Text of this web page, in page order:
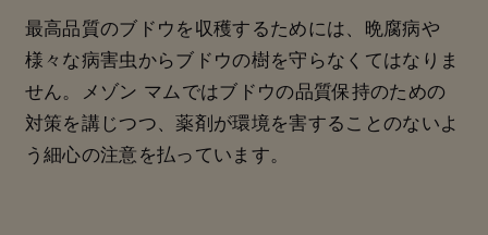
最高品質のブドウを収穫するためには、晩腐病や
様々な病害虫からブドウの樹を守らなくてはなりま
せん。メゾン マムではブドウの品質保持のための
対策を講じつつ、薬剤が環境を害することのないよ
う細心の注意を払っています。